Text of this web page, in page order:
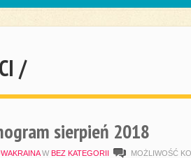
/
sierpień 2018
W BEZ KATEGORII MOŻLIWOŚĆ